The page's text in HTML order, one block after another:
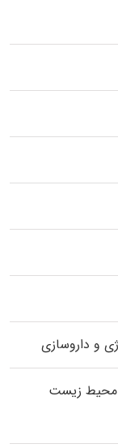
و داروسازی
محیط زیست